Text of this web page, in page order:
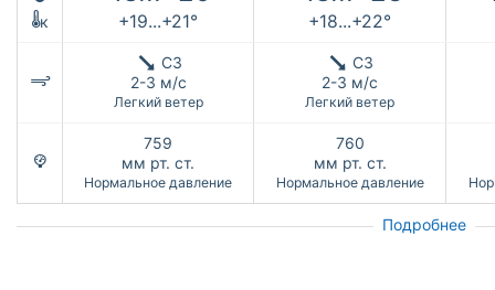
к +19...+21° +18...+22°
СЗ
2-3 м/с
Легкий ветер
СЗ
2-3 м/с
Легкий ветер
759
мм рт. ст.
Нормальное давление
760
мм рт. ст.
Нормальное давление
Подробнее